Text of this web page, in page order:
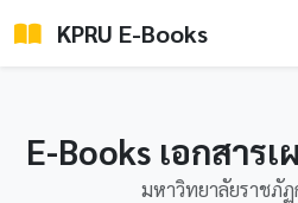
KPRU E-Books
E-Books เอกสาร
มหาวิทยาลัยราชภั